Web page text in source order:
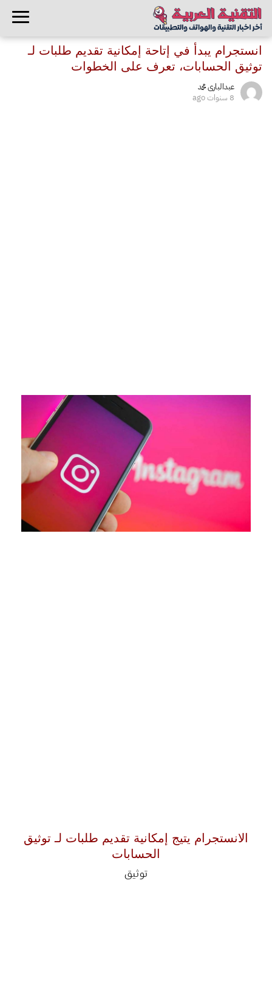
انستجرام يبدأ في إتاحة إمكانية تقديم طلبات لـ
توثيق الحسابات، تعرف على الخطوات
عبدالبارى محمد
8 سنوات ago
الانستجرام يتيج إمكانية تقديم طلبات لـ توثيق
الحسابات
توثيق